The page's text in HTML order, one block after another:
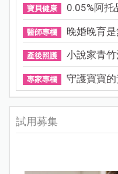
寶貝健康 0.05%阿托
醫師專欄 晚婚晚育
產後照護 小說家青
專家專欄 守護寶寶
試用募集